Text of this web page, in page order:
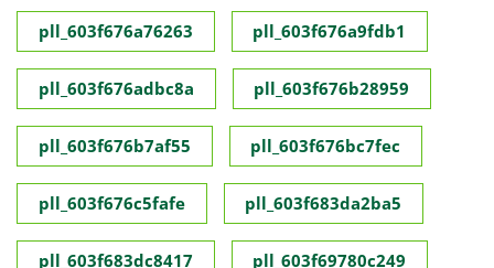
pll_603f676a76263 pll_603f676a9fdb1
pll_603f676adbc8a pll_603f676b28959
pll_603f676b7af55 pll_603f676bc7fec
pll_603f676c5fafe pll_603f683da2ba5
pll_603f683dc8417 pll_603f69780c249